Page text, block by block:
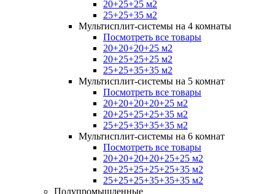
20+25+25 м2
25+25+35 м2
Мультисплит-системы на 4 комнаты
Посмотреть все товары
20+20+20+25 м2
20+25+25+25 м2
25+25+35+35 м2
Мультисплит-системы на 5 комнат
Посмотреть все товары
20+20+20+20+25 м2
20+25+25+25+35 м2
25+25+35+35+35 м2
Мультисплит-системы на 6 комнат
Посмотреть все товары
20+20+20+20+25+25 м2
20+25+25+25+25+35 м2
25+25+25+35+35+35 м2
Полупромышленные